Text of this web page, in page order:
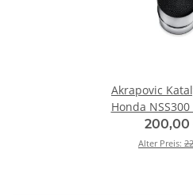
Akrapovic
Honda NSS300
2018 > 2020
Alter Preis: